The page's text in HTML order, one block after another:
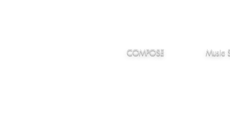
COMPOSE Music